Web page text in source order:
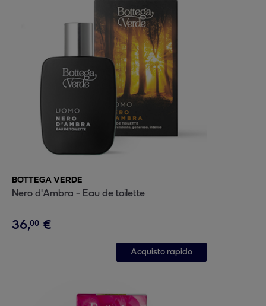
BOTTEGA VERDE
Nero d'Ambra - Eau de toilette
36,00 €
Acquisto rapido